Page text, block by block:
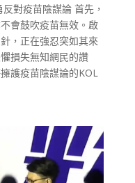
對疫苗陰謀論 首先，
會鼓吹疫苗無效。啟
，正在強忍突如其來
損失無知網民的讚
護疫苗陰謀論的KOL